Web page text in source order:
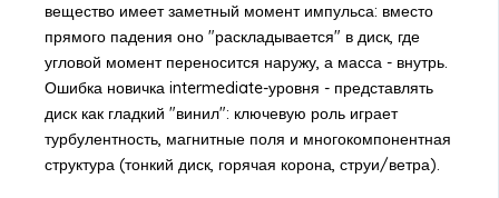
вещество имеет заметный момент импульса: вместо
прямого падения оно "раскладывается" в диск, где
угловой момент переносится наружу, а масса - внутрь.
Ошибка новичка intermediate-уровня - представлять
диск как гладкий "винил": ключевую роль играет
турбулентность, магнитные поля и многокомпонентная
структура (тонкий диск, горячая корона, струи/ветра).